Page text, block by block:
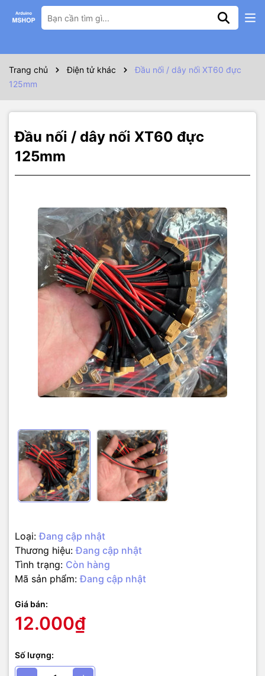
Trang chủ Điện tử khác
Đầu nối / dây nối XT60 đực
125mm
Đầu nối / dây nối XT60 đực
125mm
Loại: Đang cập nhật
Thương hiệu: Đang cập nhật
Tình trạng: Còn hàng
Mã sản phẩm: Đang cập nhật
Giá bán:
12.000₫
Số lượng:
Thông số kỹ thuật
chịu tải cao cho pin Lipo RC